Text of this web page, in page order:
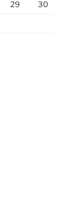
29 30